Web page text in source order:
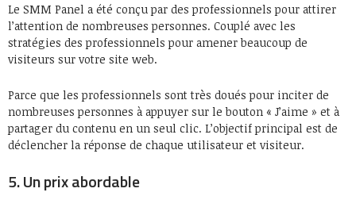
Le SMM Panel a été conçu par des professionnels pour attirer
l’attention de nombreuses personnes. Couplé avec les
stratégies des professionnels pour amener beaucoup de
visiteurs sur votre site web.
Parce que les professionnels sont très doués pour inciter de
nombreuses personnes à appuyer sur le bouton « J’aime » et à
partager du contenu en un seul clic. L’objectif principal est de
déclencher la réponse de chaque utilisateur et visiteur.
5. Un prix abordable